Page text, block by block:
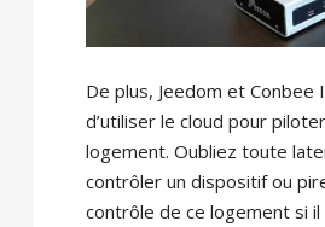
De plus, Jeedom et Conbee
d’utiliser le cloud pour
logement. Oubliez toute
contrôler un dispositif ou
contrôle de ce logement si il